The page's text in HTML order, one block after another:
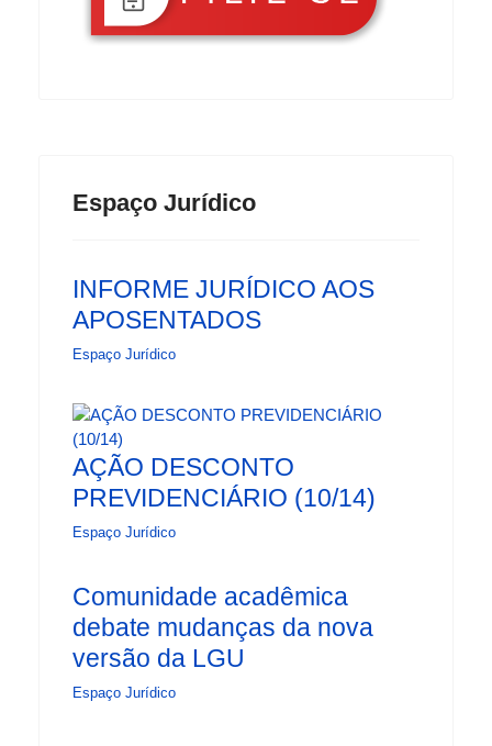
Espaço Jurídico
INFORME JURÍDICO AOS
APOSENTADOS
Espaço Jurídico
AÇÃO DESCONTO
PREVIDENCIÁRIO (10/14)
Espaço Jurídico
Comunidade acadêmica
debate mudanças da nova
versão da LGU
Espaço Jurídico